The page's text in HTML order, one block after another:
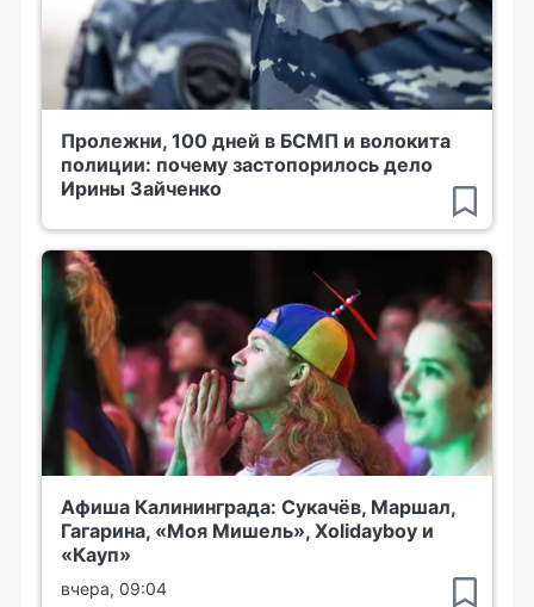
Пролежни, 100 дней в БСМП и волокита
полиции: почему застопорилось дело
Ирины Зайченко
Афиша Калининграда: Сукачёв, Маршал,
Гагарина, «Моя Мишель», Xolidayboy и
«Кауп»
вчера, 09:04